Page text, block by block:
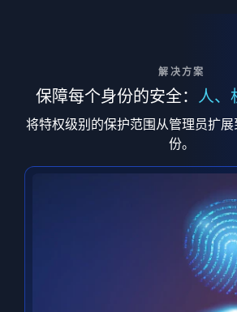
解决方案
保障每个身份的安全： 人、
将特权级别的保护范围从管理员扩
份。